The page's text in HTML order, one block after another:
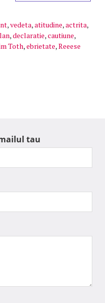
,vedeta,atitudine,actrita,
,declaratie,cautiune,
Toth,ebrietate,Reeese
tau